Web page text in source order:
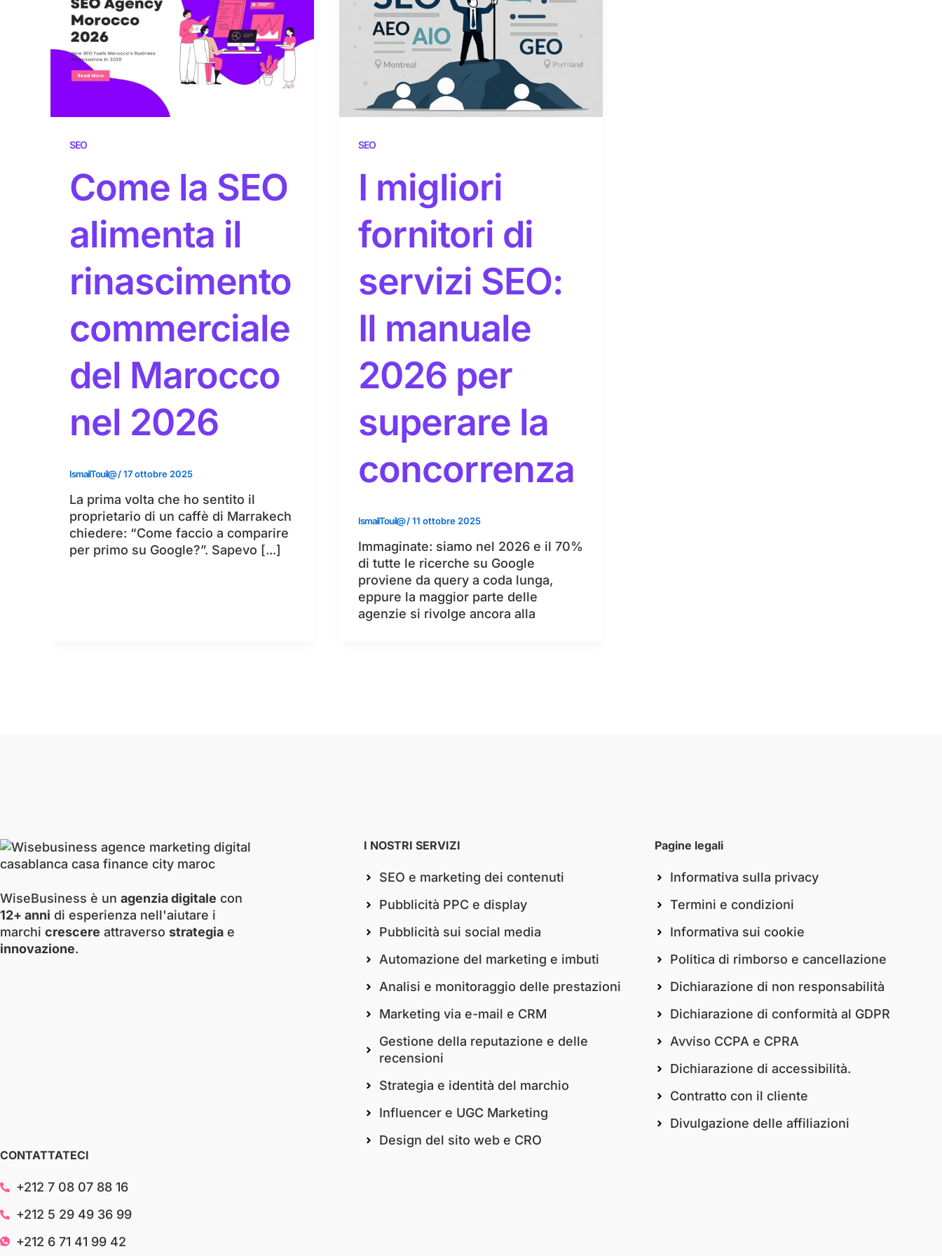
SEO
Come la SEO
alimenta il
rinascimento
commerciale
del Marocco
nel 2026
IsmailTouil@/17 ottobre 2025
La prima volta che ho sentito il
proprietario di un caffè di Marrakech
chiedere: “Come faccio a comparire
per primo su Google?”. Sapevo [...]
SEO
I migliori
fornitori di
servizi SEO:
Il manuale
2026 per
superare la
concorrenza
IsmailTouil@/11 ottobre 2025
Immaginate: siamo nel 2026 e il 70%
di tutte le ricerche su Google
proviene da query a coda lunga,
eppure la maggior parte delle
agenzie si rivolge ancora alla
WiseBusiness è un agenzia digitale con
12+ anni di esperienza nell'aiutare i
marchi crescere attraverso strategia e
innovazione.
I NOSTRI SERVIZI
SEO e marketing dei contenuti
Pubblicità PPC e display
Pubblicità sui social media
Automazione del marketing e imbuti
Analisi e monitoraggio delle prestazioni
Marketing via e-mail e CRM
Gestione della reputazione e delle
recensioni
Strategia e identità del marchio
Influencer e UGC Marketing
Design del sito web e CRO
Pagine legali
Informativa sulla privacy
Termini e condizioni
Informativa sui cookie
Politica di rimborso e cancellazione
Dichiarazione di non responsabilità
Dichiarazione di conformità al GDPR
Avviso CCPA e CPRA
Dichiarazione di accessibilità.
Contratto con il cliente
Divulgazione delle affiliazioni
CONTATTATECI
+212 7 08 07 88 16
+212 5 29 49 36 99
+212 6 71 41 99 42